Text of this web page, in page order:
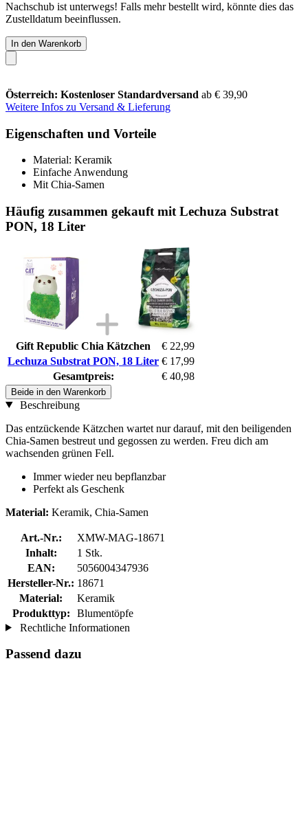
Nachschub ist unterwegs! Falls mehr bestellt wird, könnte dies das
Zustelldatum beeinflussen.
In den Warenkorb
Österreich: Kostenloser Standardversand ab € 39,90
Weitere Infos zu Versand & Lieferung
Eigenschaften und Vorteile
Material: Keramik
Einfache Anwendung
Mit Chia-Samen
Häufig zusammen gekauft mit Lechuza Substrat
PON, 18 Liter
Gift Republic Chia Kätzchen
€ 22,99
Lechuza Substrat PON, 18 Liter € 17,99
Gesamtpreis:
€ 40,98
Beide in den Warenkorb
Beschreibung
Das entzückende Kätzchen wartet nur darauf, mit den beiligenden
Chia-Samen bestreut und gegossen zu werden. Freu dich am
wachsenden grünen Fell.
Immer wieder neu bepflanzbar
Perfekt als Geschenk
Material: Keramik, Chia-Samen
Art.-Nr.:
XMW-MAG-18671
Inhalt:
1 Stk.
EAN:
5056004347936
Hersteller-Nr.: 18671
Material:
Keramik
Produkttyp:
Blumentöpfe
Rechtliche Informationen
Passend dazu